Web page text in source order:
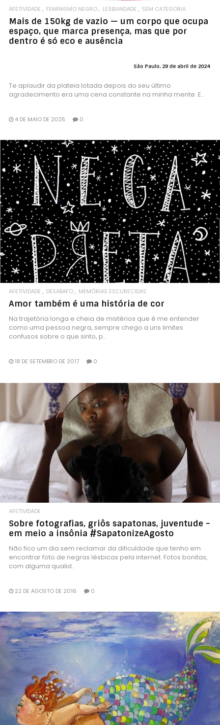
AFETIVIDADE FEMINISMO NEGRO LESBIANDADE SEM CATEGORIA
Mais de 150kg de vazio — um corpo que ocupa
espaço, que marca presença, mas que por
dentro é só eco e ausência
São Paulo, 29 de abril de 2024
Te aplaudir da plateia lotada depois do seu último
agradecimento era uma cena constante na minha mente. E..
4 DE MAIO DE 2025 0
AFETIVIDADE DESABAFO MEMÓRIAS ESCURECIDAS
Amor também é uma história de cor
Na trajetória longa e cheia de mistérios que é me entender
como uma pessoa negra, sempre chego a uns limites
confusos sobre o que sinto, p..
18 DE SETEMBRO DE 2017 0
AFETIVIDADE
Sobre fotografias, griôs sapatonas, juventude –
em meio a insônia #SapatonizeAgosto
Não fico um dia sem reclamar da dificuldade que tenho em
encontrar foto de negras lésbicas pela internet. Fotos bonitas,
com alguma qualid..
22 DE AGOSTO DE 2016 0